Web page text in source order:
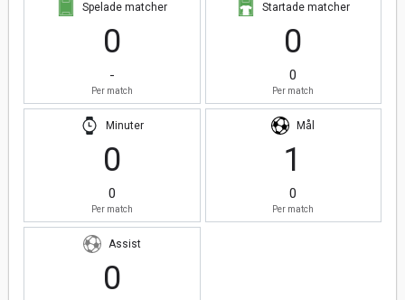
Spelade matcher
0
-
Per match
Startade matcher
0
0
Per match
Minuter
0
0
Per match
Mål
1
0
Per match
Assist
0